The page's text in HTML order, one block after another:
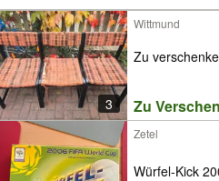
3
Wittmund
Zu
Zu
Zetel
Würfel-Kick